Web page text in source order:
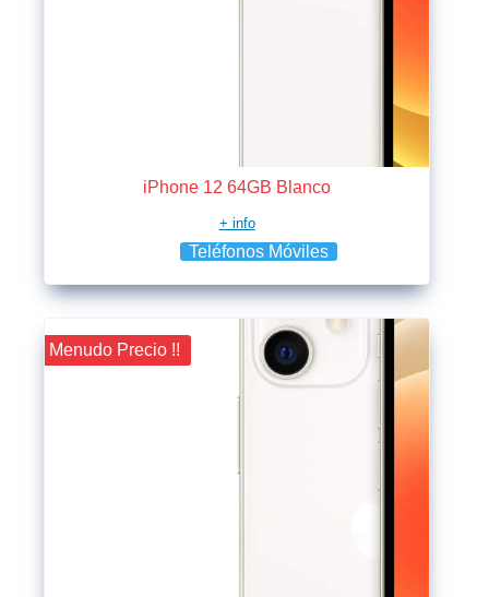
iPhone 12 64GB Blanco
+ info
Teléfonos Móviles
¡¡ Menudo Precio !!